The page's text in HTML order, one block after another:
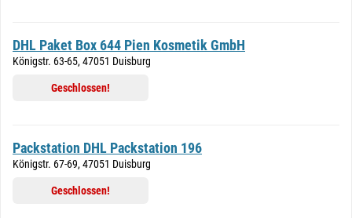
DHL Paket Box 644 Pien Kosmetik GmbH
Königstr. 63-65, 47051 Duisburg
Geschlossen!
Packstation DHL Packstation 196
Königstr. 67-69, 47051 Duisburg
Geschlossen!